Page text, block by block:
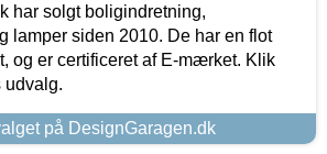
har solgt boligindretning,
lamper siden 2010. De har en flot
og er certificeret af E-mærket. Klik
udvalg.
på DesignGaragen.dk